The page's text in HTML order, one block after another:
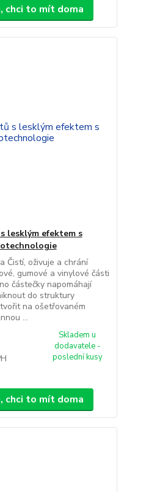
chci to mít doma
lesklým efektem s
Čistí, oživuje a chrání
gumové a vinylové části
částečky napomáhají
do struktury
na ošetřovaném
...
Skladem u
dodavatele -
poslední kusy
chci to mít doma